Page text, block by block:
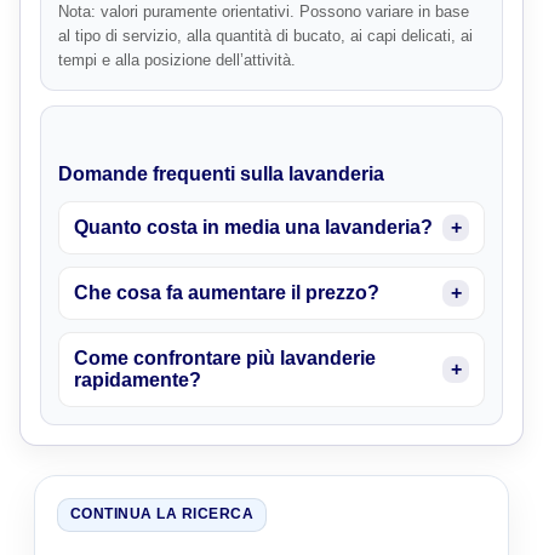
Nota: valori puramente orientativi. Possono variare in base
al tipo di servizio, alla quantità di bucato, ai capi delicati, ai
tempi e alla posizione dell’attività.
Domande frequenti sulla lavanderia
Quanto costa in media una lavanderia?
Che cosa fa aumentare il prezzo?
Come confrontare più lavanderie
rapidamente?
CONTINUA LA RICERCA